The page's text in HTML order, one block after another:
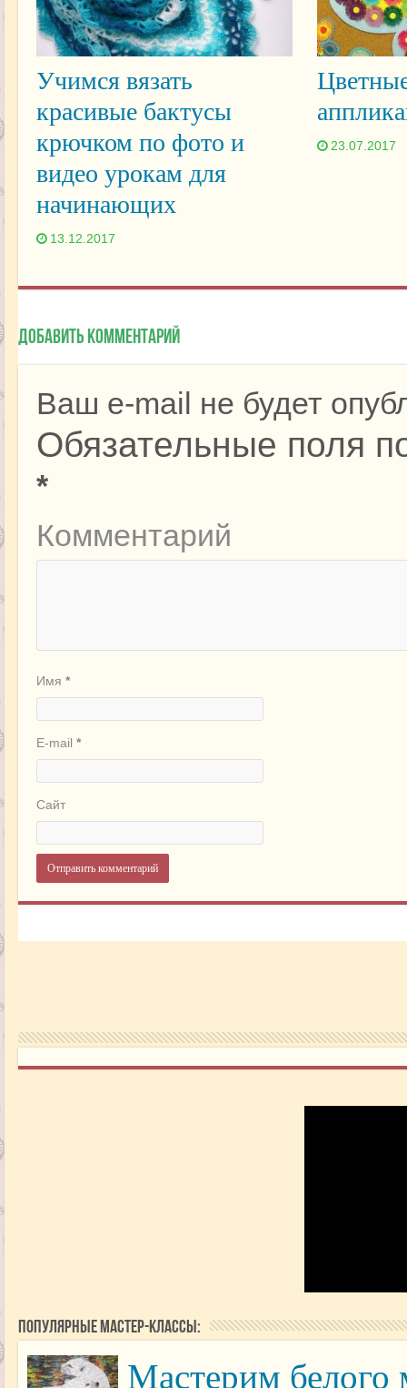
Учимся вязать
красивые бактусы
крючком по фото и
видео урокам для
начинающих
13.12.2017
23.07.2017
Добавить комментарий
Ваш e-mail не будет
Обязательные поля
*
Комментарий
Имя *
E-mail *
Сайт
Популярные мастер-классы:
Мастерим белого